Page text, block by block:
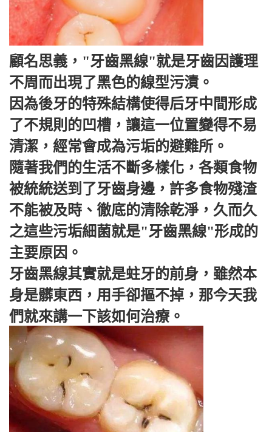
顧名思義，"牙齒黑線"就是牙齒因護理
不周而出現了黑色的線型污漬。
因為後牙的特殊結構使得后牙中間形成
了不規則的凹槽，讓這一位置變得不易
清潔，經常會成為污垢的避難所。
隨著我們的生活不斷多樣化，各類食物
被統統送到了牙齒身邊，許多食物殘渣
不能被及時、徹底的清除乾淨，久而久
之這些污垢細菌就是"牙齒黑線"形成的
主要原因。
牙齒黑線其實就是蛀牙的前身，雖然本
身是髒東西，用手卻摳不掉，那今天我
們就來講一下該如何治療。